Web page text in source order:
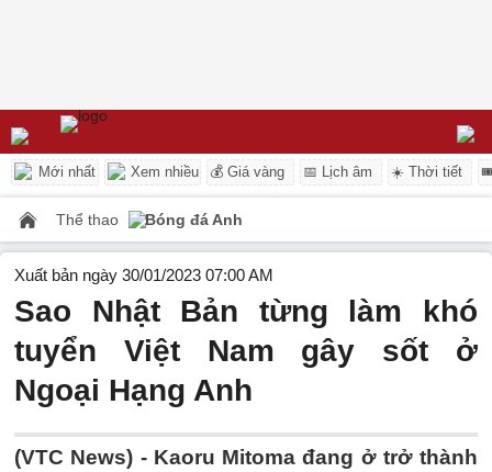
Mới nhất Xem nhiều 💰 Giá vàng 📅 Lịch âm ☀️ Thời tiết
Thể thao Bóng đá Anh
Xuất bản ngày 30/01/2023 07:00 AM
Sao Nhật Bản từng làm khó
tuyển Việt Nam gây sốt ở
Ngoại Hạng Anh
(VTC News) - Kaoru Mitoma đang ở trở thành